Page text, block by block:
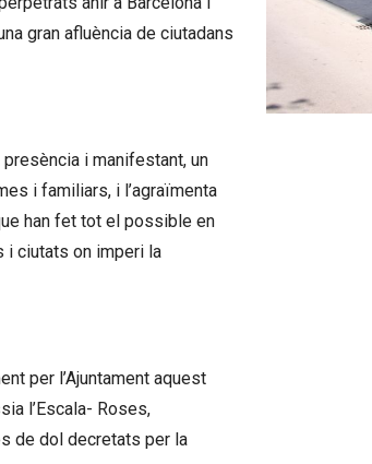
gran afluència de ciutadans
i manifestant, un
i familiars, i l’agraïmenta
han fet tot el possible en
i ciutats on imperi la
per l’Ajuntament aquest
l’Escala- Roses,
de dol decretats per la